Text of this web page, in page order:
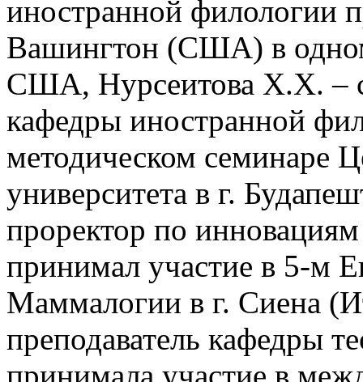
иностранной филологии
Вашингтон (США) в
США, Нурсеитова Х.Х. –
кафедры иностранной
методическом семинаре
университета в г.
проректор по
принимал участие в 5-м
Маммалогии в г. Сиена
преподаватель кафедры